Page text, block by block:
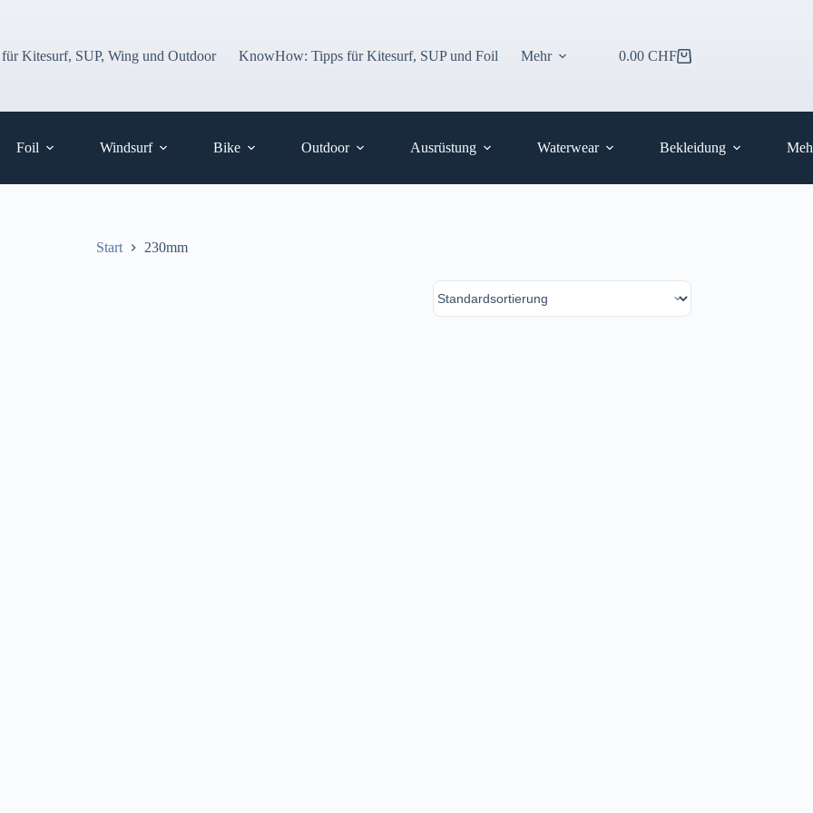
für Kitesurf, SUP, Wing und Outdoor
KnowHow: Tipps für Kitesurf, SUP und Foil Mehr Warenkorb
0.00 CHF
Foil Windsurf Bike Outdoor Ausrüstung Waterwear Bekleidung
Start 230mm